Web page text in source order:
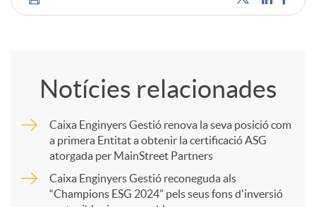
C
Notícies relacionades
Caixa Enginyers Gestió renova la seva posició com
a primera Entitat a obtenir la certificació ASG
atorgada per MainStreet Partners
Caixa Enginyers Gestió reconeguda als
“Champions ESG 2024” pels seus fons d'inversió